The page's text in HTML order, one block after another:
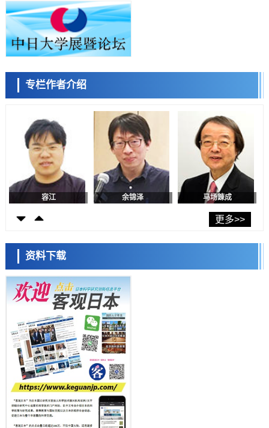
科学研究
东京都产技研采用新手法开发出可稳定工作至300℃的介电材料，已验
证电容器可在汽车发动机等高温环境下工作
经济・社会
日本生成式AI使用者占比一年内翻倍，但与中美德仍有较大差距
政策
日本修订首都直下型地震紧急对策：目标为死亡人数至少减半，重点强
化火灾防控
福井大学发现细胞记忆过往并抑制反应的机制，阐明即便DNA相同反应
迥异之谜
科学研究
神户大学确认口服癌症疫苗B440单药给药的安全性，在转移性尿路上皮
癌患者中开展临床试验
日本发布《令和8年版科学技术与创新白皮书》，解读第七期基本计划
首年度政策方向
科学研究
东京大学发现可诱导细胞死亡的新型信使物质
东京都健康长寿医疗中心跨器官揭示衰老过程中的糖链变化
科学研究
产总研无需石油利用松脂制备石墨前驱体，可作为电池电极材料
科学研究
东京大学和海上保安厅等发现南海海槽沿线板块边界锁定状态存在区域
差异
政策
日本第2次医疗研究开发调整费，根据一线实际情况和需求分配99.3亿
日元
科学研究
千叶大学鉴定出导致难治性疾病“肺高血压症”恶化的蛋白质“MYL9/12”，
会引发血管结构恶化
科学研究
京都大学高效生成光的构成单元“光子”，可应用于量子计算机
专栏作者介绍
陈小牧 李鸥 安宁
容江 余锦泽 马场錬成
日本科学未来馆 科学交
流员
小岩井忠道 泷川 进
更多>>
资料下载